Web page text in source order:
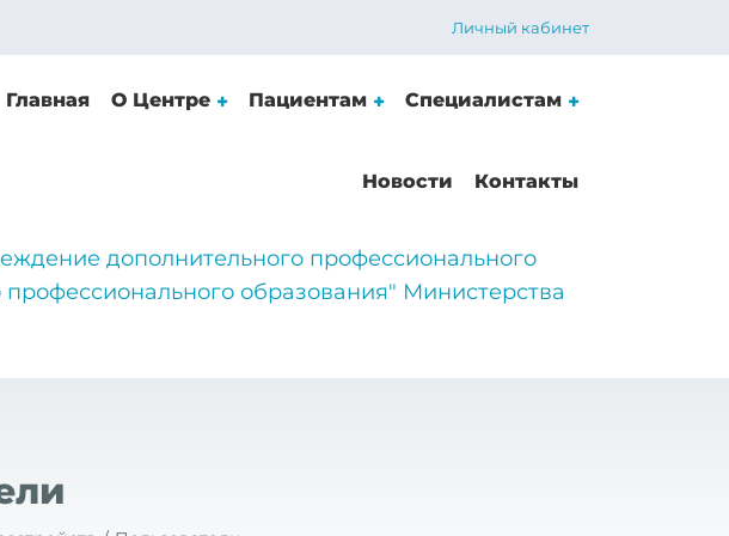
Личный кабинет
Главная О Центре Пациентам Специалистам
Новости Контакты
дополнительного профессионального
образования" Министерства